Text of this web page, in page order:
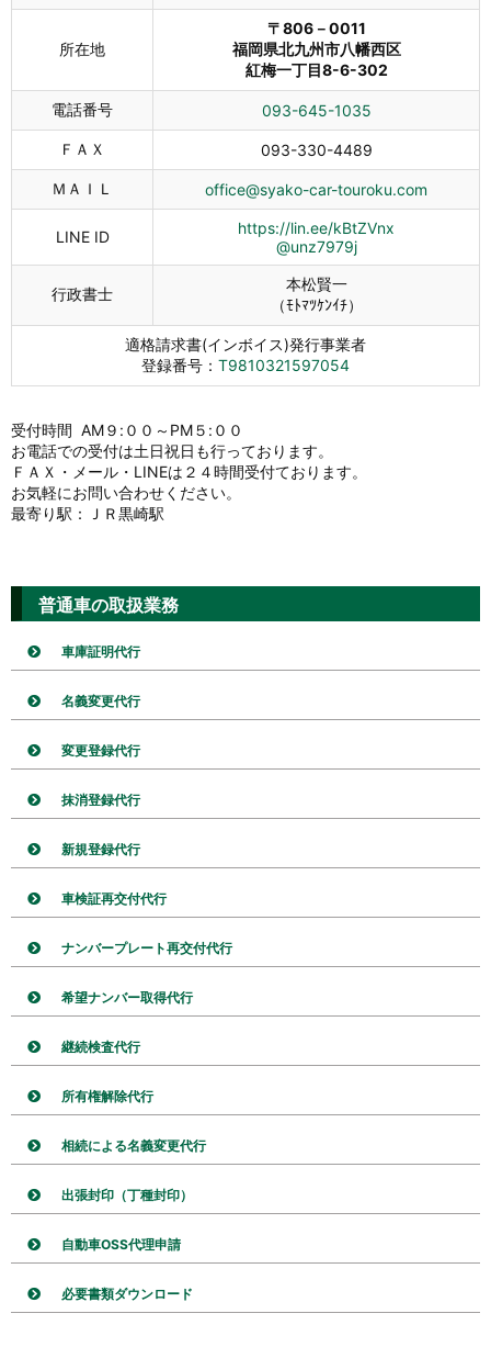
所在地
〒806－0011
福岡県北九州市八幡西区
紅梅一丁目8-6-302
電話番号 093-645-1035
ＦＡＸ 093-330-4489
ＭＡＩＬ office@syako-car-touroku.com
LINE ID
https://lin.ee/kBtZVnx
@unz7979j
行政書士
本松賢一
（ﾓﾄﾏﾂｹﾝｲﾁ）
適格請求書(インボイス)発行事業者
登録番号： T9810321597054
受付時間 AM９:００～PM５:００
お電話での受付は土日祝日も行っております。
ＦＡＸ・メール・LINEは２４時間受付ております。
お気軽にお問い合わせください。
最寄り駅：ＪＲ黒崎駅
普通車の取扱業務
車庫証明代行
名義変更代行
変更登録代行
抹消登録代行
新規登録代行
車検証再交付代行
ナンバープレート再交付代行
希望ナンバー取得代行
継続検査代行
所有権解除代行
相続による名義変更代行
出張封印（丁種封印）
自動車OSS代理申請
必要書類ダウンロード